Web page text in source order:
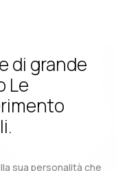
di grande
Le
sua personalità che